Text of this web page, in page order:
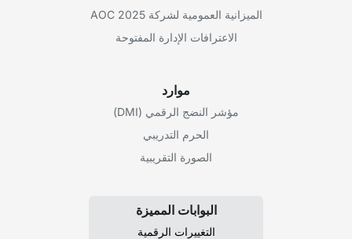
الميزانية العمومية لشركة AOC 2025
الاعترافات الإدارة المفتوحة
موارد
مؤشر النضج الرقمي (DMI)
الحرم التدريبي
الصورة التقريبية
البوابات المميزة
التغييرات الرقمية